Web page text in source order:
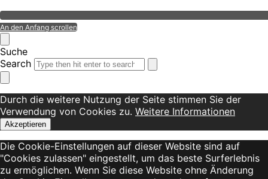
An den Anfang scrollen
Suche
Search
Durch die weitere Nutzung der Seite stimmen Sie der
Verwendung von Cookies zu. Weitere Informationen
Akzeptieren
Die Cookie-Einstellungen auf dieser Website sind auf
"Cookies zulassen" eingestellt, um das beste Surferlebnis
zu ermöglichen. Wenn Sie diese Website ohne Änderung